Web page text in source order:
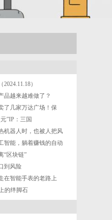
）
品越来越难做了？
了几家万达广场！保
”IP：三国
机器人时，也被人把风
智能，躺着赚钱的自动
“区块链”
到风险
在智能手表的老路上
的绊脚石